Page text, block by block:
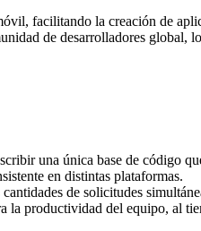
facilitando la creación de
de desarrolladores global,
una única base de código
en distintas plataformas.
de solicitudes
la productividad del equipo, al